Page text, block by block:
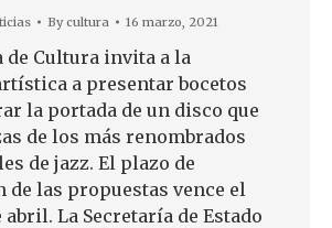
Bycultura 16 marzo, 2021
de Cultura invita a la
a presentar bocetos
la portada de un disco que
de los más renombrados
de jazz. El plazo de
de las propuestas vence el
abril. La Secretaría de Estado